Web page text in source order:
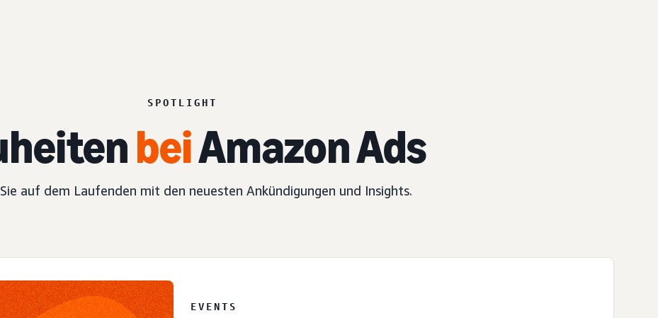
SPOTLIGHT
beiAmazon Ads
auf dem Laufenden mit den neuesten Ankündigungen und Insights.
EVENTS